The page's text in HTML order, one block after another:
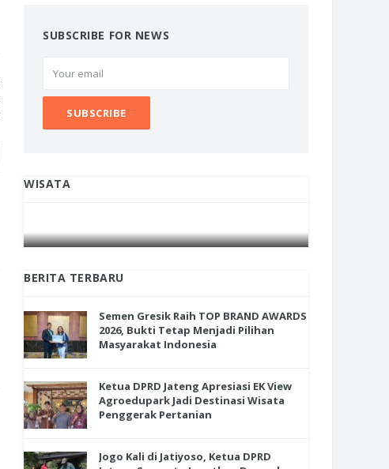
SUBSCRIBE FOR NEWS
WISATA
BERITA TERBARU
Semen Gresik Raih TOP BRAND AWARDS
2026, Bukti Tetap Menjadi Pilihan
Masyarakat Indonesia
Ketua DPRD Jateng Apresiasi EK View
Agroedupark Jadi Destinasi Wisata
Penggerak Pertanian
Jogo Kali di Jatiyoso, Ketua DPRD